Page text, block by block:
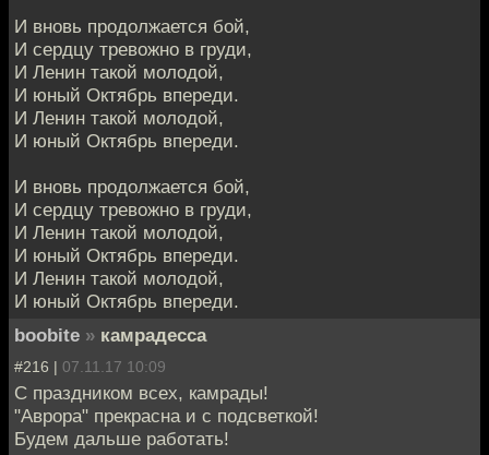
И вновь продолжается бой,
И сердцу тревожно в груди,
И Ленин такой молодой,
И юный Октябрь впереди.
И Ленин такой молодой,
И юный Октябрь впереди.
И вновь продолжается бой,
И сердцу тревожно в груди,
И Ленин такой молодой,
И юный Октябрь впереди.
И Ленин такой молодой,
И юный Октябрь впереди.
boobite » камрадесса
#216 | 07.11.17 10:09
С праздником всех, камрады!
"Аврора" прекрасна и с подсветкой!
Будем дальше работать!